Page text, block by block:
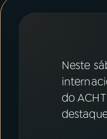
Instagram
Neste
do